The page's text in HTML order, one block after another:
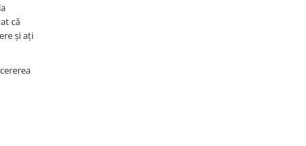
că
și ați